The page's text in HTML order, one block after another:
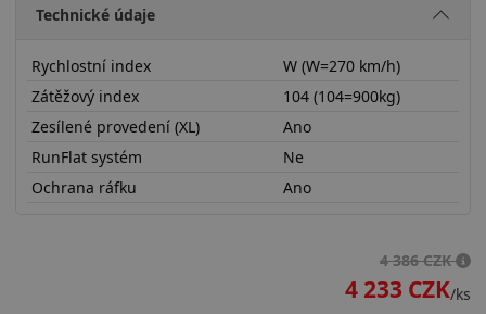
Technické údaje
Rychlostní index
W (W=270 km/h)
Zátěžový index
104 (104=900kg)
Zesílené provedení (XL)
Ano
RunFlat systém
Ne
Ochrana ráfku
Ano
4 386 CZK
4 233 CZK/ks